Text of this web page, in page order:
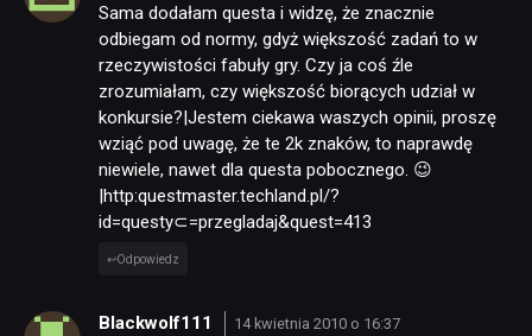
Sama dodałam questa i widzę, że znacznie
odbiegam od normy, gdyż większość zadań to w
rzeczywistości fabuły gry. Czy ja coś źle
zrozumiałam, czy większość biorących udział w
konkursie?|Jestem ciekawa waszych opinii, proszę
wziąć pod uwagę, że te 2k znaków, to naprawdę
niewiele, nawet dla questa pobocznego. 😉
|http:questmaster.techland.pl/?
id=questy⊂=przegladaj&quest=413
Odpowiedz
Blackwolf111 14 kwietnia 2010 o 16:37